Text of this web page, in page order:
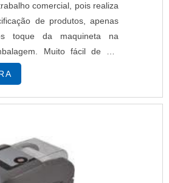
comercial, pois realiza
de produtos, apenas
toque da maquineta na
Muito fácil de ser
com as bobinas de
a precificadora agrega mais
e organização ao dia a
se necessite colocar nas
AP.